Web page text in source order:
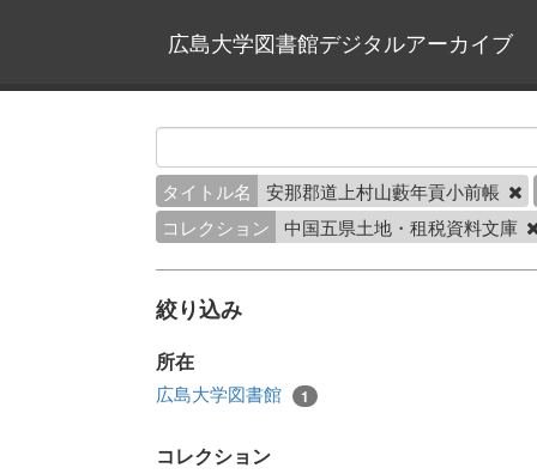
広島大学図書館デジタルアーカイブ
タイトル名
安那郡道上村山藪年貢小前帳
コレクション
中国五県土地・租税資料文庫
絞り込み
所在
広島大学図書館 1
コレクション